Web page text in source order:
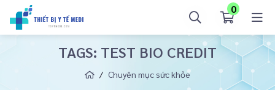
0
TAGS: TEST BIO CREDIT
Chuyên mục sức khỏe